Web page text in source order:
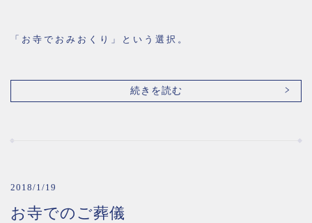
「お寺でおみおくり」という選択。
続きを読む
2018/1/19
お寺でのご葬儀